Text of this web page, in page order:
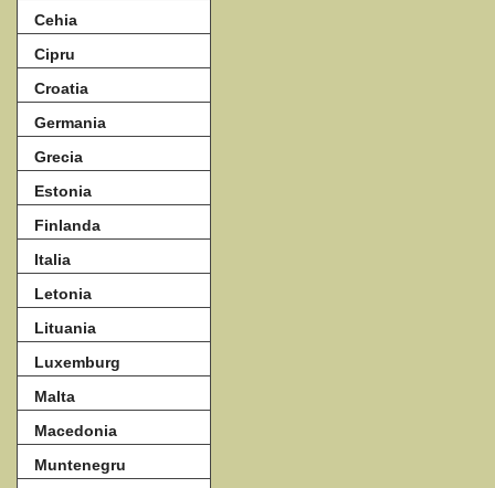
Cehia
Cipru
Croatia
Germania
Grecia
Estonia
Finlanda
Italia
Letonia
Lituania
Luxemburg
Malta
Macedonia
Muntenegru